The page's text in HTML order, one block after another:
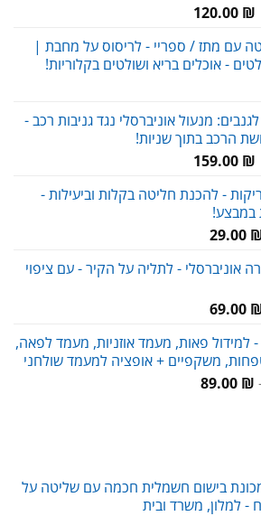
המחיר
היה:
180.00 ₪.
120.00 ₪
המחיר
הוא:
120.00 ₪.
עם מתז / ספריי - לריסוס על מחבת |
- אוכלים בריא ושולטים בקלוריות!
מנעול אוניברסלי נגד גניבות רכב -
הרכב בתוך שניות!
המחיר
היה:
230.00 ₪.
159.00 ₪
המחיר
הוא:
- להכנת חליטה בקלות וביעילות -
29.00המחיר
הוא:
אוניברסלי - לתליה על הקיר - עם ציפוי
90.00
69.00המחיר
הוא:
69.00 ₪.
למידול פאות, מעמד אוזניות, מעמד לפאה,
משקפיים + אופציה למעמד שולחני
89.00 ₪
טווח
בישום חשמלית חכמה עם שליטה על
- למלון, משרד ובית